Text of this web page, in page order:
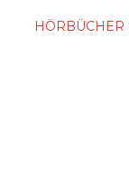
HÖRBÜCHER